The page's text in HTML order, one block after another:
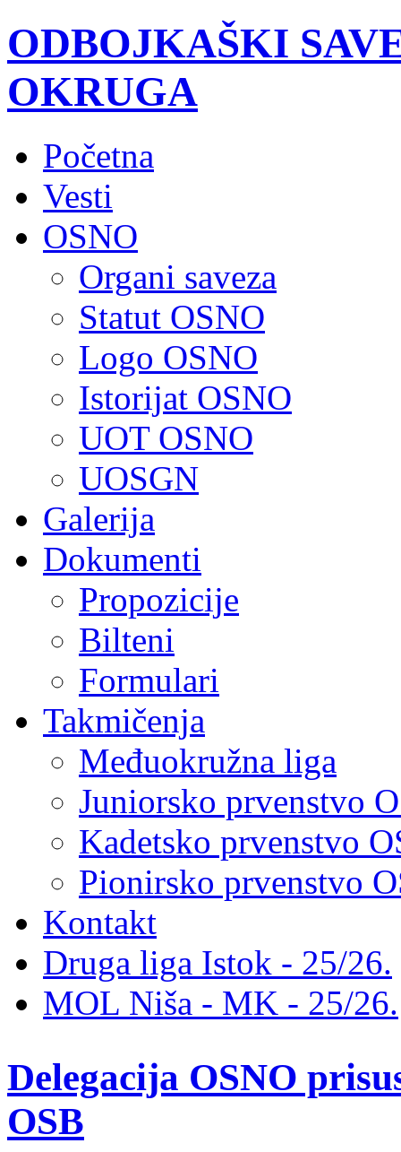
ODBOJKAŠKI
OKRUGA
Početna
Vesti
OSNO
Organi saveza
Statut OSNO
Logo OSNO
Istorijat OSNO
UOT OSNO
UOSGN
Galerija
Dokumenti
Propozicije
Bilteni
Formulari
Takmičenja
Međuokružna liga
Juniorsko prvenstvo
Kadetsko prvenstvo
Pionirsko prvenstvo
Kontakt
Druga liga Istok - 25/26.
MOL Niša - MK - 25/26.
Delegacija OSNO
OSB